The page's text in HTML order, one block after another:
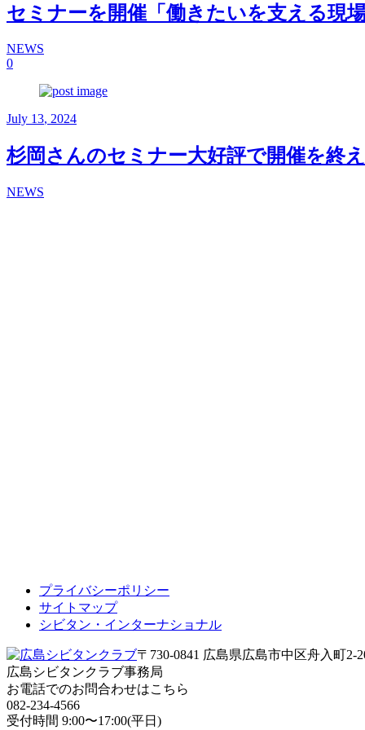
セミナーを開催「働きたいを支える現場
NEWS
0
July 13, 2024
杉岡さんのセミナー大好評で開催を終
NEWS
プライバシーポリシー
サイトマップ
シビタン・インターナショナル
〒730-0841 広島県広島市中区舟入町2-
広島シビタンクラブ事務局
お電話でのお問合わせはこちら
082-234-4566
受付時間 9:00〜17:00(平日)